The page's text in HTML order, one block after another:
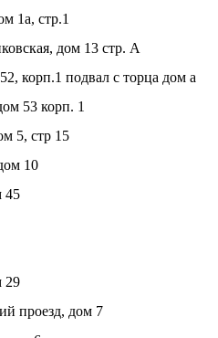
1а, стр.1
дом 13 стр. А
корп.1 подвал с торца дом а
53 корп. 1
5, стр 15
10
45
29
проезд, дом 7